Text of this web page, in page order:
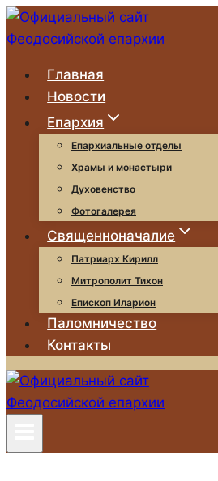
Перейти
к
Главная
Новости
Епархия
Епархиальные отделы
Храмы и монастыри
Духовенство
Фотогалерея
Священноначалие
Патриарх Кирилл
Митрополит Тихон
Епископ Иларион
Паломничество
Контакты